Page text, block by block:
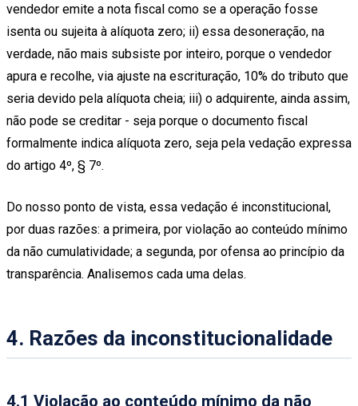
vendedor emite a nota fiscal como se a operação fosse
isenta ou sujeita à alíquota zero; ii) essa desoneração, na
verdade, não mais subsiste por inteiro, porque o vendedor
apura e recolhe, via ajuste na escrituração, 10% do tributo que
seria devido pela alíquota cheia; iii) o adquirente, ainda assim,
não pode se creditar - seja porque o documento fiscal
formalmente indica alíquota zero, seja pela vedação expressa
do artigo 4º, § 7º.
Do nosso ponto de vista, essa vedação é inconstitucional,
por duas razões: a primeira, por violação ao conteúdo mínimo
da não cumulatividade; a segunda, por ofensa ao princípio da
transparência. Analisemos cada uma delas.
4. Razões da inconstitucionalidade
4.1 Violação ao conteúdo mínimo da não